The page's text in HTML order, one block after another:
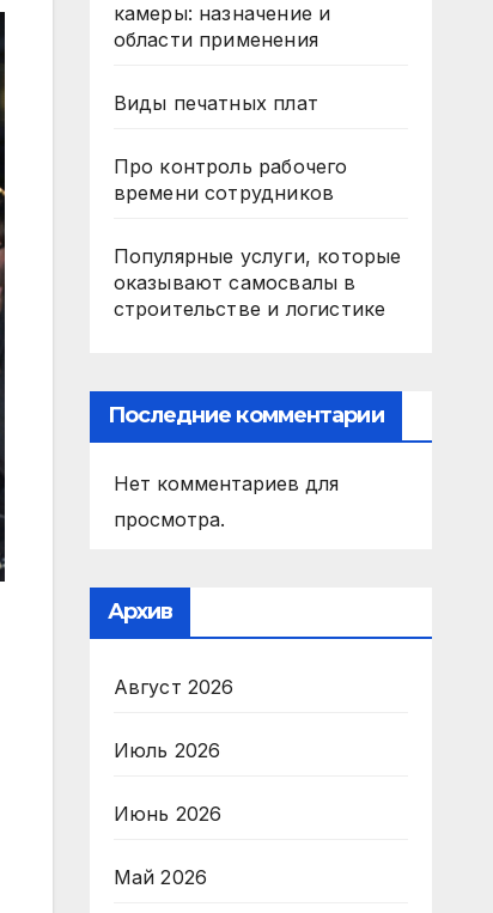
камеры: назначение и
области применения
Виды печатных плат
Про контроль рабочего
времени сотрудников
Популярные услуги, которые
оказывают самосвалы в
строительстве и логистике
Последние комментарии
Нет комментариев для
просмотра.
Архив
Август 2026
Июль 2026
Июнь 2026
Май 2026